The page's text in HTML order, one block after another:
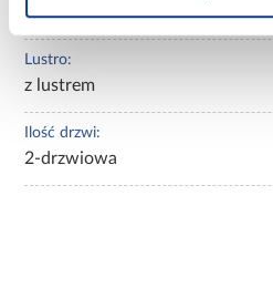
uchylne
Lustro:
z lustrem
Ilość drzwi:
2-drzwiowa